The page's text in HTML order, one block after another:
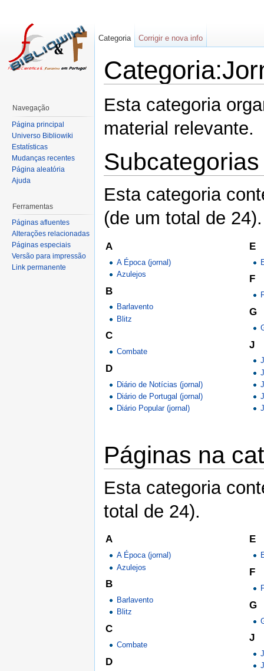
Esta categoria
material relevante.
Subcategorias
Esta categoria
(de um total de 24).
A
A Época (jornal)
Azulejos
B
Barlavento
Blitz
C
Combate
D
Diário de Notícias (jornal)
Diário de Portugal (jornal)
Diário Popular (jornal)
E
F
G
J
Páginas na
Esta categoria
total de 24).
A
A Época (jornal)
Azulejos
B
Barlavento
Blitz
C
Combate
D
E
F
G
J
Categoria Corrigir e nova info
Navegação
Página principal
Universo Bibliowiki
Estatísticas
Mudanças recentes
Página aleatória
Ajuda
Ferramentas
Páginas afluentes
Alterações relacionadas
Páginas especiais
Versão para impressão
Link permanente